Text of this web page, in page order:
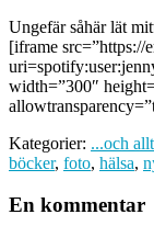
Ungefär såhär lät
[iframe src=”https://
width=”300″
Kategorier: ...och
böcker, foto, hälsa,
En kommentar